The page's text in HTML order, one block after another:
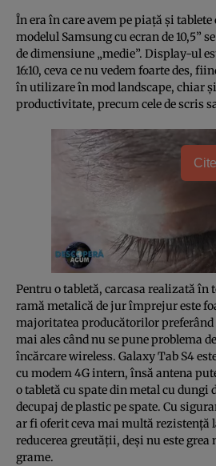
În era în care avem pe piaţă şi tablete
modelul Samsung cu ecran de 10,5”
de dimensiune „medie”. Display-ul
16:10, ceva ce nu vedem foarte des,
în utilizare în mod landscape, chiar
productivitate, precum cele de scris
Pentru o tabletă, carcasa realizată în
ramă metalică de jur împrejur este
majoritatea producătorilor
mai ales când nu se pune problema
încărcare wireless. Galaxy Tab S4
cu modem 4G intern, însă antena
o tabletă cu spate din metal cu dungi
decupaj de plastic pe spate. Cu
ar fi oferit ceva mai multă rezistenţă
reducerea greutăţii, deşi nu este grea
grame.